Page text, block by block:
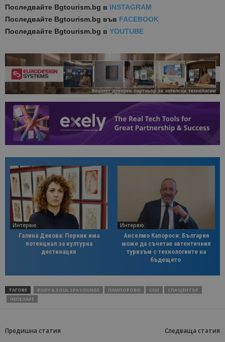
Последвайте Bgtourism.bg в INSTAGRAM
Последвайте Bgtourism.bg във FACEBOOK
Последвайте Bgtourism.bg в YOUTUBE
Интервю
Галина Декова: Перник има
потенциал за културна
дестинация
Интервю
Анселмо Капороси: България
може да съчетае автентичния
туризъм с технологиите на
бъдещето
ТАГОВЕ BODY & SOUL SPA LOUNGE ПАМПОРОВО СКИ
СПА ЦЕНТЪР
ЧЕПЕЛАРЕ
Предишна статия Следваща статия